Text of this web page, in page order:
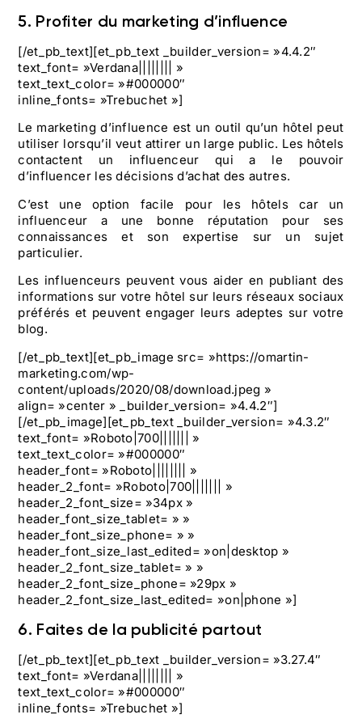
5. Profiter du marketing d’influence
[/et_pb_text][et_pb_text _builder_version= »4.4.2″
text_font= »Verdana|||||||| »
text_text_color= »#000000″
inline_fonts= »Trebuchet »]
Le marketing d’influence est un outil qu’un hôtel peut
utiliser lorsqu’il veut attirer un large public. Les hôtels
contactent un influenceur qui a le pouvoir
d’influencer les décisions d’achat des autres.
C’est une option facile pour les hôtels car un
influenceur a une bonne réputation pour ses
connaissances et son expertise sur un sujet
particulier.
Les influenceurs peuvent vous aider en publiant des
informations sur votre hôtel sur leurs réseaux sociaux
préférés et peuvent engager leurs adeptes sur votre
blog.
[/et_pb_text][et_pb_image src= »https://omartin-
marketing.com/wp-
content/uploads/2020/08/download.jpeg »
align= »center » _builder_version= »4.4.2″]
[/et_pb_image][et_pb_text _builder_version= »4.3.2″
text_font= »Roboto|700||||||| »
text_text_color= »#000000″
header_font= »Roboto|||||||| »
header_2_font= »Roboto|700||||||| »
header_2_font_size= »34px »
header_font_size_tablet= » »
header_font_size_phone= » »
header_font_size_last_edited= »on|desktop »
header_2_font_size_tablet= » »
header_2_font_size_phone= »29px »
header_2_font_size_last_edited= »on|phone »]
6. Faites de la publicité partout
[/et_pb_text][et_pb_text _builder_version= »3.27.4″
text_font= »Verdana|||||||| »
text_text_color= »#000000″
inline_fonts= »Trebuchet »]